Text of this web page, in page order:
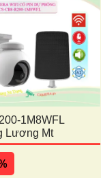
1M8WFL
Lương Mt